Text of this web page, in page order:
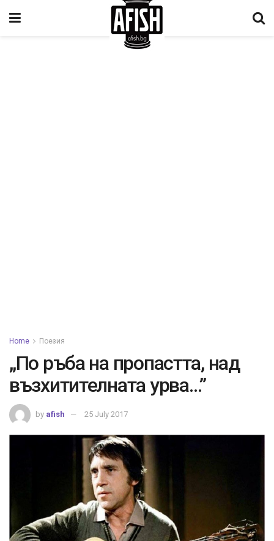
Home Поезия
„По ръба на пропастта, над
възхитителната урва…”
by afish 25 July 2017